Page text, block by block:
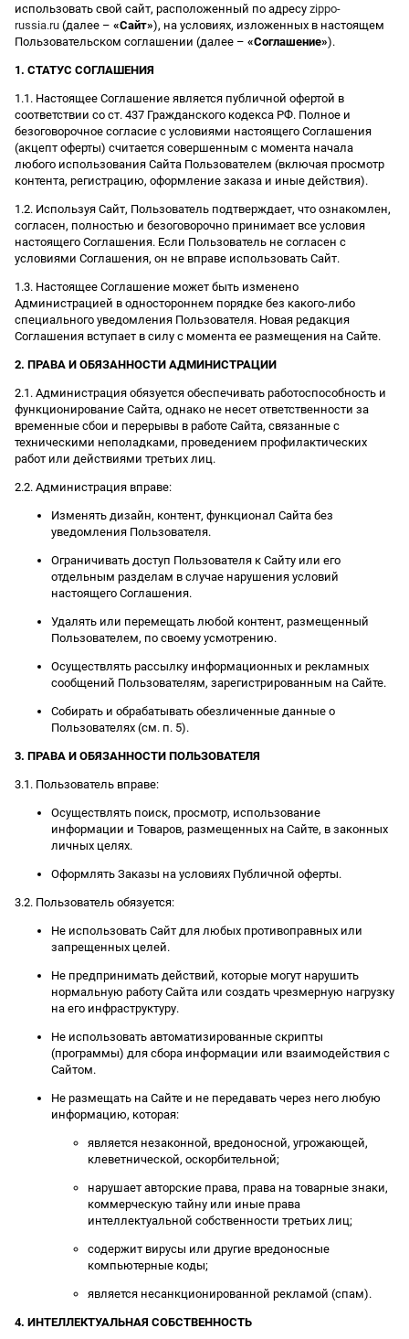
использовать свой сайт, расположенный по адресу zippo-
russia.ru (далее – «Сайт»), на условиях, изложенных в настоящем
Пользовательском соглашении (далее – «Соглашение»).
1. СТАТУС СОГЛАШЕНИЯ
1.1. Настоящее Соглашение является публичной офертой в
соответствии со ст. 437 Гражданского кодекса РФ. Полное и
безоговорочное согласие с условиями настоящего Соглашения
(акцепт оферты) считается совершенным с момента начала
любого использования Сайта Пользователем (включая просмотр
контента, регистрацию, оформление заказа и иные действия).
1.2. Используя Сайт, Пользователь подтверждает, что ознакомлен,
согласен, полностью и безоговорочно принимает все условия
настоящего Соглашения. Если Пользователь не согласен с
условиями Соглашения, он не вправе использовать Сайт.
1.3. Настоящее Соглашение может быть изменено
Администрацией в одностороннем порядке без какого-либо
специального уведомления Пользователя. Новая редакция
Соглашения вступает в силу с момента ее размещения на Сайте.
2. ПРАВА И ОБЯЗАННОСТИ АДМИНИСТРАЦИИ
2.1. Администрация обязуется обеспечивать работоспособность и
функционирование Сайта, однако не несет ответственности за
временные сбои и перерывы в работе Сайта, связанные с
техническими неполадками, проведением профилактических
работ или действиями третьих лиц.
2.2. Администрация вправе:
Изменять дизайн, контент, функционал Сайта без
уведомления Пользователя.
Ограничивать доступ Пользователя к Сайту или его
отдельным разделам в случае нарушения условий
настоящего Соглашения.
Удалять или перемещать любой контент, размещенный
Пользователем, по своему усмотрению.
Осуществлять рассылку информационных и рекламных
сообщений Пользователям, зарегистрированным на Сайте.
Собирать и обрабатывать обезличенные данные о
Пользователях (см. п. 5).
3. ПРАВА И ОБЯЗАННОСТИ ПОЛЬЗОВАТЕЛЯ
3.1. Пользователь вправе:
Осуществлять поиск, просмотр, использование
информации и Товаров, размещенных на Сайте, в законных
личных целях.
Оформлять Заказы на условиях Публичной оферты.
3.2. Пользователь обязуется:
Не использовать Сайт для любых противоправных или
запрещенных целей.
Не предпринимать действий, которые могут нарушить
нормальную работу Сайта или создать чрезмерную нагрузку
на его инфраструктуру.
Не использовать автоматизированные скрипты
(программы) для сбора информации или взаимодействия с
Сайтом.
Не размещать на Сайте и не передавать через него любую
информацию, которая:
является незаконной, вредоносной, угрожающей,
клеветнической, оскорбительной;
нарушает авторские права, права на товарные знаки,
коммерческую тайну или иные права
интеллектуальной собственности третьих лиц;
содержит вирусы или другие вредоносные
компьютерные коды;
является несанкционированной рекламой (спам).
4. ИНТЕЛЛЕКТУАЛЬНАЯ СОБСТВЕННОСТЬ